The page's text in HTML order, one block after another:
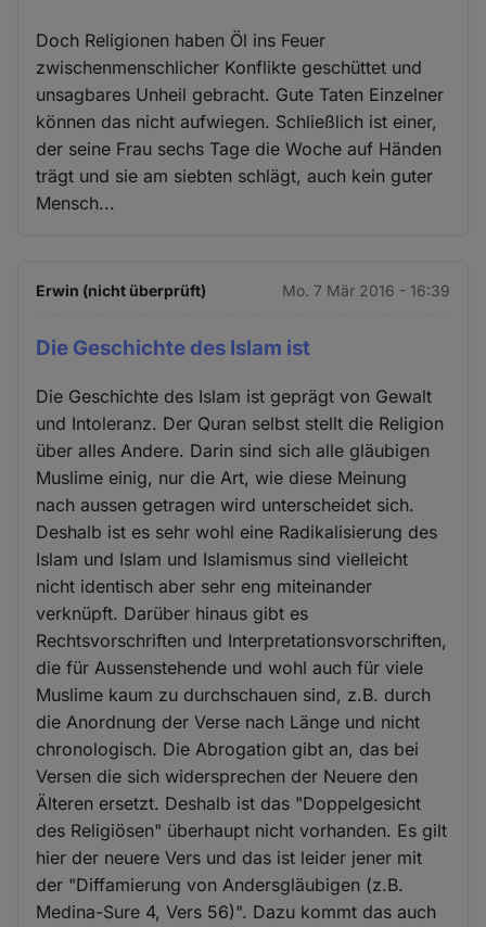
Doch Religionen haben Öl ins Feuer
zwischenmenschlicher Konflikte geschüttet und
unsagbares Unheil gebracht. Gute Taten Einzelner
können das nicht aufwiegen. Schließlich ist einer,
der seine Frau sechs Tage die Woche auf Händen
trägt und sie am siebten schlägt, auch kein guter
Mensch...
Erwin (nicht überprüft) Mo. 7 Mär 2016 - 16:39
Die Geschichte des Islam ist
Die Geschichte des Islam ist geprägt von Gewalt
und Intoleranz. Der Quran selbst stellt die Religion
über alles Andere. Darin sind sich alle gläubigen
Muslime einig, nur die Art, wie diese Meinung
nach aussen getragen wird unterscheidet sich.
Deshalb ist es sehr wohl eine Radikalisierung des
Islam und Islam und Islamismus sind vielleicht
nicht identisch aber sehr eng miteinander
verknüpft. Darüber hinaus gibt es
Rechtsvorschriften und Interpretationsvorschriften,
die für Aussenstehende und wohl auch für viele
Muslime kaum zu durchschauen sind, z.B. durch
die Anordnung der Verse nach Länge und nicht
chronologisch. Die Abrogation gibt an, das bei
Versen die sich widersprechen der Neuere den
Älteren ersetzt. Deshalb ist das "Doppelgesicht
des Religiösen" überhaupt nicht vorhanden. Es gilt
hier der neuere Vers und das ist leider jener mit
der "Diffamierung von Andersgläubigen (z.B.
Medina-Sure 4, Vers 56)". Dazu kommt das auch